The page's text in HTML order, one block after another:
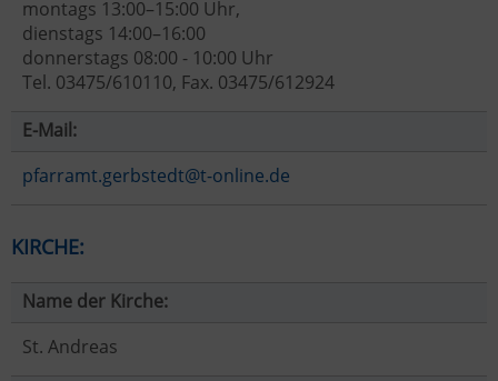
montags 13:00–15:00 Uhr,
dienstags 14:00–16:00
donnerstags 08:00 - 10:00 Uhr
Tel. 03475/610110, Fax. 03475/612924
E-Mail:
pfarramt.gerbstedt@t-online.de
KIRCHE:
Name der Kirche:
St. Andreas